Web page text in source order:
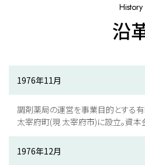
History
沿
1976年11月
調剤薬局の運営を事業目的とする
太宰府町(現 太宰府市)に設立。資本
1976年12月